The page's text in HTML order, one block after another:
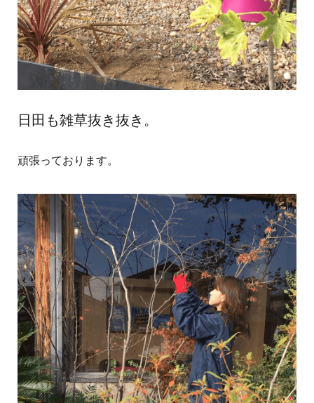
日田も雑草抜き抜き。
頑張っております。